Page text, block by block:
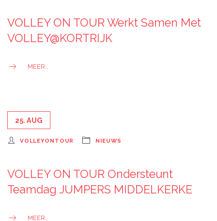
VOLLEY ON TOUR Werkt Samen Met
VOLLEY@KORTRIJK
MEER…
25. AUG
VOLLEYONTOUR NIEUWS
VOLLEY ON TOUR Ondersteunt
Teamdag JUMPERS MIDDELKERKE
MEER…